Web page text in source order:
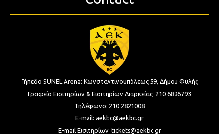
Γήπεδο SUNEL Arena: Κωνσταντινουπόλεως 59, Δήμου Φυλής
Γραφείο Εισιτηρίων & Εισιτηρίων Διαρκείας: 210 6896793
Τηλέφωνο: 210 2821008
E-mail: aekbc@aekbc.gr
E-mail Εισιτηρίων: tickets@aekbc.gr